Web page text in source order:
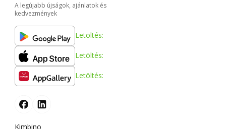
A legújabb újságok, ajánlatok és
kedvezmények
Letöltés:
Letöltés:
Letöltés:
Kimbino